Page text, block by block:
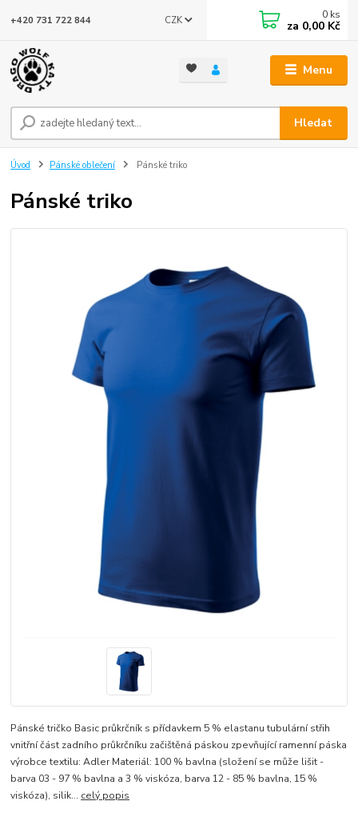
Menu
CZK
Hledat
+420 731 722 844 0 ks
za 0,00 Kč
Úvod Pánské oblečení Pánské triko
Pánské triko
Pánské tričko Basic průkrčník s přídavkem 5 % elastanu tubulární střih
vnitřní část zadního průkrčníku začištěná páskou zpevňující ramenní páska
výrobce textilu: Adler Materiál: 100 % bavlna (složení se může lišit -
barva 03 - 97 % bavlna a 3 % viskóza, barva 12 - 85 % bavlna, 15 %
viskóza), silik... celý popis